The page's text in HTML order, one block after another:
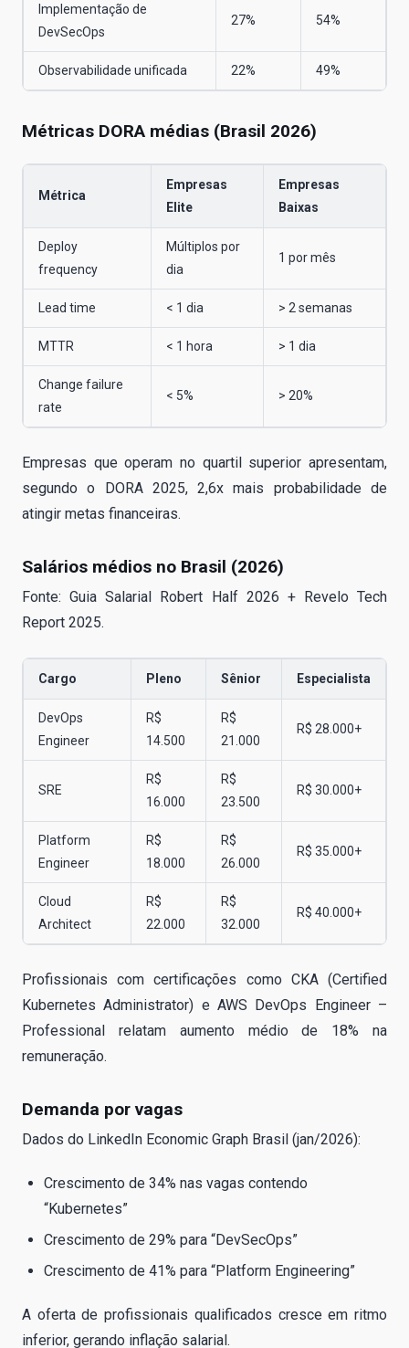
Implementação de
DevSecOps
27% 54%
Observabilidade unificada 22% 49%
Métricas DORA médias (Brasil 2026)
Métrica
Empresas
Elite
Empresas
Baixas
Deploy
frequency
Múltiplos por
dia
1 por mês
Lead time < 1 dia > 2 semanas
MTTR < 1 hora > 1 dia
Change failure
rate
< 5% > 20%
Empresas que operam no quartil superior apresentam,
segundo o DORA 2025, 2,6x mais probabilidade de
atingir metas financeiras.
Salários médios no Brasil (2026)
Fonte: Guia Salarial Robert Half 2026 + Revelo Tech
Report 2025.
Cargo Pleno Sênior Especialista
DevOps
Engineer
R$
14.500
R$
21.000
R$ 28.000+
SRE
R$
16.000
R$
23.500
R$ 30.000+
Platform
Engineer
R$
18.000
R$
26.000
R$ 35.000+
Cloud
Architect
R$
22.000
R$
32.000
R$ 40.000+
Profissionais com certificações como CKA (Certified
Kubernetes Administrator) e AWS DevOps Engineer –
Professional relatam aumento médio de 18% na
remuneração.
Demanda por vagas
Dados do LinkedIn Economic Graph Brasil (jan/2026):
Crescimento de 34% nas vagas contendo
“Kubernetes”
Crescimento de 29% para “DevSecOps”
Crescimento de 41% para “Platform Engineering”
A oferta de profissionais qualificados cresce em ritmo
inferior, gerando inflação salarial.